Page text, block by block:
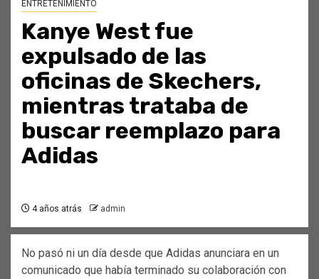
ENTRETENIMIENTO
Kanye West fue
expulsado de las
oficinas de Skechers,
mientras trataba de
buscar reemplazo para
Adidas
4 años atrás admin
No pasó ni un día desde que Adidas anunciara en un
comunicado que había terminado su colaboración con